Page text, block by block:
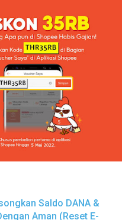
Saldo DANA &
Aman (Reset E-